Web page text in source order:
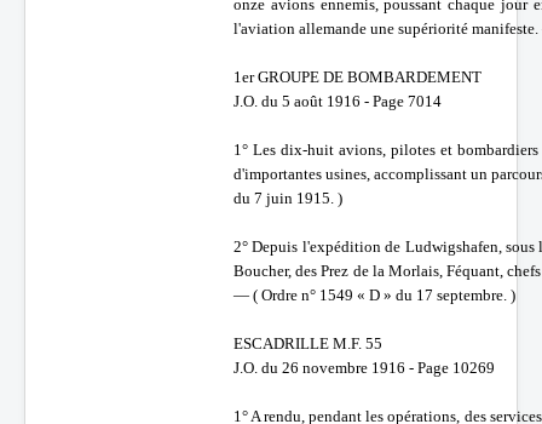
onze avions ennemis, poussant chaque jour
l'aviation allemande une supériorité
1er GROUPE DE BOMBARDEMENT
J.O. du 5 août 1916 - Page 7014
1° Les dix-huit avions, pilotes et
d'importantes usines, accomplissant un
du 7 juin 1915. )
2° Depuis l'expédition de Ludwigshafen,
Boucher, des Prez de la Morlais, Féquant,
— ( Ordre n° 1549 « D » du 17 septembre. )
ESCADRILLE M.F. 55
J.O. du 26 novembre 1916 - Page 10269
1° A rendu, pendant les opérations, des